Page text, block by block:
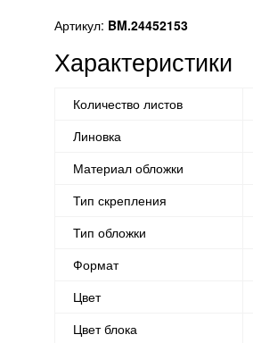
Артикул: BM.24452153
Характеристики
Количество листов
Линовка
Материал обложки
Тип скрепления
Тип обложки
Формат
Цвет
Цвет блока